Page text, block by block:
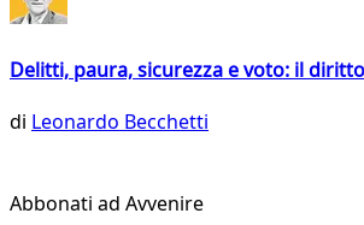
Delitti, paura, sicurezza e voto: il
di Leonardo Becchetti
Abbonati ad Avvenire